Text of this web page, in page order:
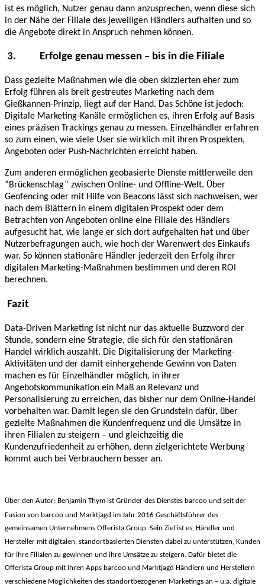
ist es möglich, Nutzer genau dann anzusprechen, wenn diese sich
in der Nähe der Filiale des jeweiligen Händlers aufhalten und so
die Angebote direkt in Anspruch nehmen können.
3. Erfolge genau messen – bis in die Filiale
Dass gezielte Maßnahmen wie die oben skizzierten eher zum
Erfolg führen als breit gestreutes Marketing nach dem
Gießkannen-Prinzip, liegt auf der Hand. Das Schöne ist jedoch:
Digitale Marketing-Kanäle ermöglichen es, ihren Erfolg auf Basis
eines präzisen Trackings genau zu messen. Einzelhändler erfahren
so zum einen, wie viele User sie wirklich mit ihren Prospekten,
Angeboten oder Push-Nachrichten erreicht haben.
Zum anderen ermöglichen geobasierte Dienste mittlerweile den
“Brückenschlag” zwischen Online- und Offline-Welt. Über
Geofencing oder mit Hilfe von Beacons lässt sich nachweisen, wer
nach dem Blättern in einem digitalen Prospekt oder dem
Betrachten von Angeboten online eine Filiale des Händlers
aufgesucht hat, wie lange er sich dort aufgehalten hat und über
Nutzerbefragungen auch, wie hoch der Warenwert des Einkaufs
war. So können stationäre Händler jederzeit den Erfolg ihrer
digitalen Marketing-Maßnahmen bestimmen und deren ROI
berechnen.
Fazit
Data-Driven Marketing ist nicht nur das aktuelle Buzzword der
Stunde, sondern eine Strategie, die sich für den stationären
Handel wirklich auszahlt. Die Digitalisierung der Marketing-
Aktivitäten und der damit einhergehende Gewinn von Daten
machen es für Einzelhändler möglich, in ihrer
Angebotskommunikation ein Maß an Relevanz und
Personalisierung zu erreichen, das bisher nur dem Online-Handel
vorbehalten war. Damit legen sie den Grundstein dafür, über
gezielte Maßnahmen die Kundenfrequenz und die Umsätze in
ihren Filialen zu steigern – und gleichzeitig die
Kundenzufriedenheit zu erhöhen, denn zielgerichtete Werbung
kommt auch bei Verbrauchern besser an.
Über den Autor: Benjamin Thym ist Gründer des Dienstes barcoo und seit der
Fusion von barcoo und Marktjagd im Jahr 2016 Geschäftsführer des
gemeinsamen Unternehmens Offerista Group. Sein Ziel ist es, Händler und
Hersteller mit digitalen, standortbasierten Diensten dabei zu unterstützen, Kunden
für ihre Filialen zu gewinnen und ihre Umsätze zu steigern. Dafür bietet die
Offerista Group mit ihren Apps barcoo und Marktjagd Händlern und Herstellern
verschiedene Möglichkeiten des standortbezogenen Marketings an – u.a. digitale